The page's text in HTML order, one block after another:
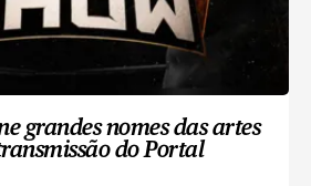
grandes nomes das artes
do Portal